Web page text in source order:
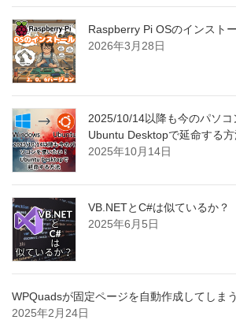
Raspberry Pi OSのインスト
2026年3月28日
2025/10/14以降も今のパソコ
Ubuntu Desktopで延命する
2025年10月14日
VB.NETとC#は似ているか？
2025年6月5日
WPQuadsが固定ページを自動作成してしまう
2025年2月24日